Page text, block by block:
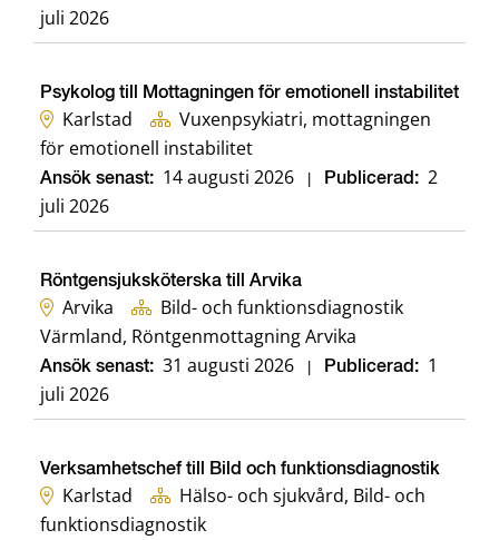
juli 2026
Psykolog till Mottagningen för emotionell instabilitet
Karlstad
Vuxenpsykiatri, mottagningen
för emotionell instabilitet
Ansök senast: 14 augusti 2026 Publicerad: 2
juli 2026
Röntgensjuksköterska till Arvika
Arvika
Bild- och funktionsdiagnostik
Värmland, Röntgenmottagning Arvika
Ansök senast: 31 augusti 2026 Publicerad: 1
juli 2026
Verksamhetschef till Bild och funktionsdiagnostik
Karlstad
Hälso- och sjukvård, Bild- och
funktionsdiagnostik